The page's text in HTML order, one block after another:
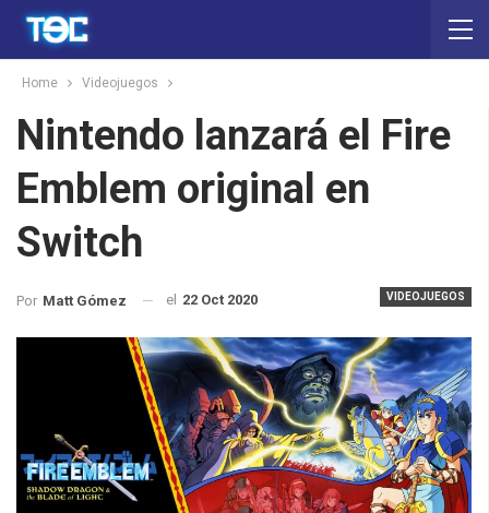
Home Videojuegos
Nintendo lanzará el Fire
Emblem original en
Switch
VIDEOJUEGOS
Por Matt Gómez el 22 Oct 2020